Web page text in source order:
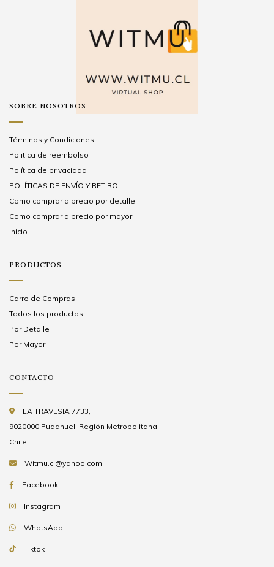
SOBRE NOSOTROS
Términos y Condiciones
Politica de reembolso
Política de privacidad
POLÍTICAS DE ENVÍO Y RETIRO
Como comprar a precio por detalle
Como comprar a precio por mayor
Inicio
PRODUCTOS
Carro de Compras
Todos los productos
Por Detalle
Por Mayor
CONTACTO
LA TRAVESIA 7733,
9020000 Pudahuel, Región Metropolitana
Chile
Witmu.cl@yahoo.com
Facebook
Instagram
WhatsApp
Tiktok